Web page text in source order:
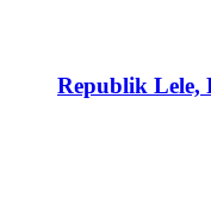
Republik Lele,